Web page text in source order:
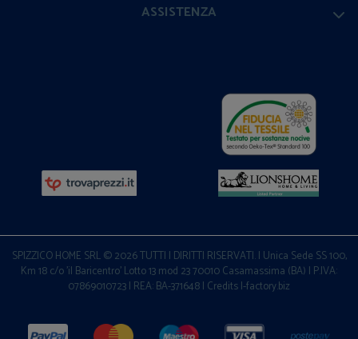
ASSISTENZA
SPIZZICO HOME SRL © 2026 TUTTI I DIRITTI RISERVATI. | Unica Sede SS 100,
Km 18 c/o 'il Baricentro' Lotto 13 mod 23 70010 Casamassima (BA) | P.IVA:
07869010723 | REA: BA-371648 | Credits I-factory.biz